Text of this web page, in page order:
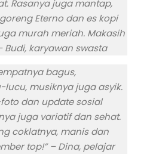
Rasanya juga mantap,
Eterno dan es kopi
murah meriah. Makasih
Budi, karyawan swasta
bagus,
musiknya juga asyik.
dan update sosial
juga variatif dan sehat.
coklatnya, manis dan
top!” – Dina, pelajar